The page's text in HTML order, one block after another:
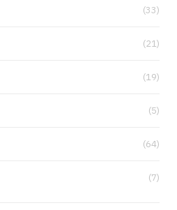
(33)
(21)
(19)
(5)
(64)
(7)